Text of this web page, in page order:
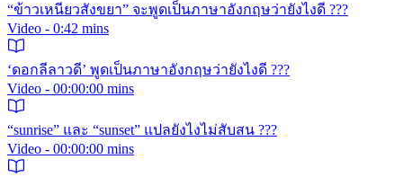
“ข้าวเหนียวสังขยา” จะพูดเป็นภาษาอังกฤษว่ายังไงดี ???
Video - 0:42 mins
‘ดอกลีลาวดี’ พูดเป็นภาษาอังกฤษว่ายังไงดี ???
Video - 00:00:00 mins
“sunrise” และ “sunset” แปลยังไงไม่สับสน ???
Video - 00:00:00 mins